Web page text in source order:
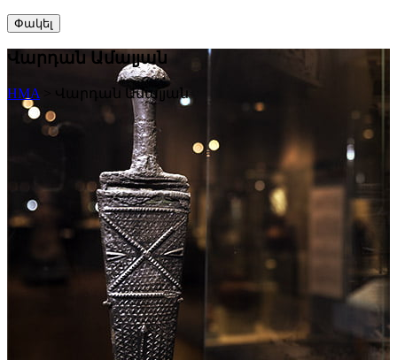
Փակել
Վարդան Ամալյան
HMA Վարդան Ամալյան